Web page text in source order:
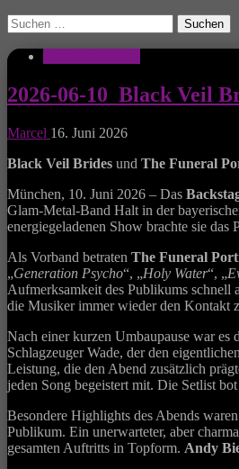
Suchen
nach:
2026-06-10_Black Veil
Marcel 16. Juni 2026
Black Veil Brides und The Funeral
München, 10. Juni 2026 – Das
Glam-Metal-Band Halt in der
energiegeladenen Show brachte sie
Als Vorband betraten The Funeral
„Generation Psycho“, „Holy Water“, „
Aufmerksamkeit des Publikums schnell
die Musiker immer wieder den Kontakt
Nach einer kurzen Umbaupause war
Schlagzeuger Wade, der den
Leistung, die den Abend zusätzlich
jeden Song begeistert mit. Die Setlist
Besondere Highlights des Abends
Publikum. Ein unerwarteter, aber
gesamten Auftritts in Topform. Andy